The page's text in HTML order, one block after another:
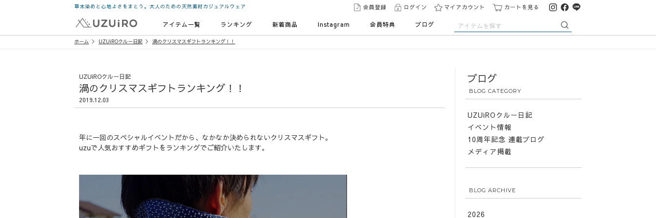
草木染めと心地よさをまとう。大人のための天然素材カジュアルウェア 会員登録 ログイン マイアカウント カートを見る
アイテム一覧 ランキング 新着商品 Instagram 会員特典 ブログ
ホーム UZUiROクルー日記 渦のクリスマスギフトランキング！！
UZUiROクルー日記
渦のクリスマスギフトランキング！！
2019.12.03
年に一回のスペシャルイベントだから、なかなか決められないクリスマスギフト。
uzuで人気おすすめギフトをランキングでご紹介いたします。
ブログ
BLOG CATEGORY
UZUiROクルー日記
イベント情報
10周年記念 連載ブログ
メディア掲載
BLOG ARCHIVE
2026